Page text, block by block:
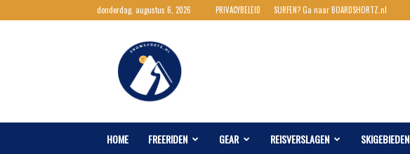
donderdag, augustus 6, 2026 PRIVACYBELEID SURFEN? Ga naar BOARDSHORTZ.nl
Snowshortz.nl
HOME FREERIDEN GEAR REISVERSLAGEN SKIGEBIEDEN